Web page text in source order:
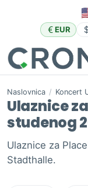
EUR
Naslovnica / Koncert
Ulaznice
studenog
Ulaznice za
Stadthalle.